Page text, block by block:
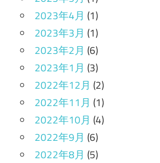
2023年4月 (1)
2023年3月 (1)
2023年2月 (6)
2023年1月 (3)
2022年12月 (2)
2022年11月 (1)
2022年10月 (4)
2022年9月 (6)
2022年8月 (5)